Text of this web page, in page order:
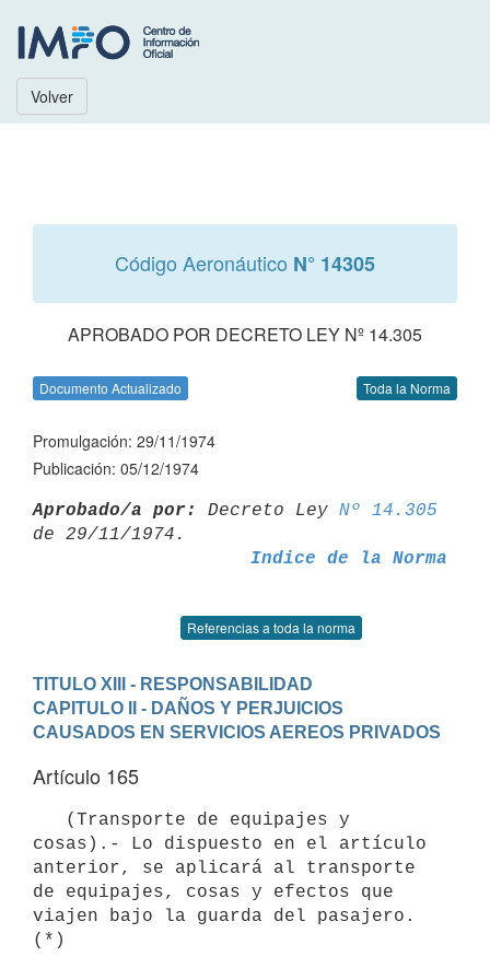
Volver
Código Aeronáutico N° 14305
APROBADO POR DECRETO LEY Nº 14.305
Documento Actualizado Toda la Norma
Promulgación: 29/11/1974
Publicación: 05/12/1974
Aprobado/a por: Decreto Ley Nº 14.305
Indice de la Norma
Referencias a toda la norma
TITULO XIII - RESPONSABILIDAD
CAPITULO II - DAÑOS Y PERJUICIOS
CAUSADOS EN SERVICIOS AEREOS PRIVADOS
Artículo 165
cosas).- Lo dispuesto en el artículo
anterior, se aplicará al transporte
de equipajes, cosas y efectos que
viajen bajo la guarda del pasajero.